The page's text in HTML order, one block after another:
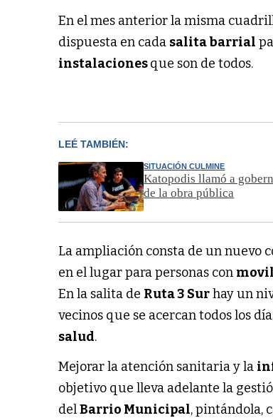
En el mes anterior la misma
dispuesta en cada salita barrial
instalacionesque son de todos.
LEÉ TAMBIÉN:
SITUACIÓN CULMINE
Katopodis llamó a
de la obra pública
La ampliación consta de un nuevo
en el lugar para personas con
En la salita de Ruta 3 Surhay un
vecinos que se acercan todos los
salud.
Mejorar la atención sanitaria y la
objetivo que lleva adelante la
delBarrio Municipal, pintándola,